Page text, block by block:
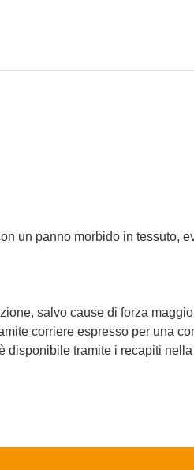
un panno morbido in tessuto,
salvo cause di forza
corriere espresso per una
disponibile tramite i recapiti